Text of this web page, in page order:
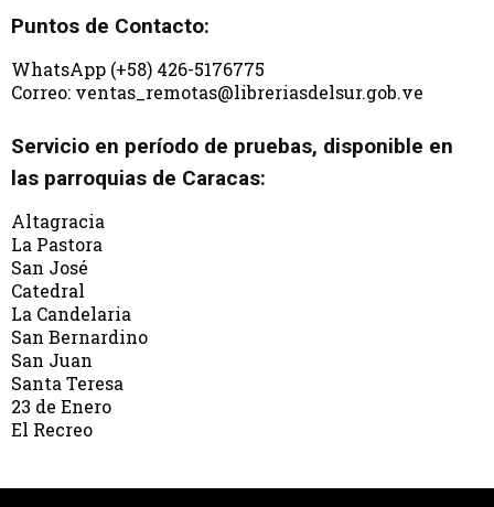
Puntos de Contacto:
WhatsApp (+58) 426-5176775
Correo: ventas_remotas@libreriasdelsur.gob.ve
Servicio en período de pruebas, disponible en
las parroquias de Caracas:
Altagracia
La Pastora
San José
Catedral
La Candelaria
San Bernardino
San Juan
Santa Teresa
23 de Enero
El Recreo